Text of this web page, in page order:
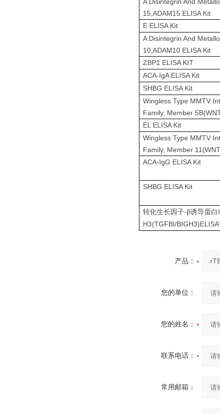
15,ADAM15 ELISA Kit
E ELISA Kit
A Disintegrin And
10,ADAM10 ELISA Kit
ZBP1 ELISA KIT
ACA-IgA ELISA Kit
SHBG ELISA Kit
Wingless Type MMTV
Family, Member
EL ELISA Kit
Wingless Type MMTV
Family, Member
ACA-IgG ELISA Kit
SHBG ELISA Kit
转化生长因子-β诱导蛋白
H3(TGFBI/BIGH3)ELISA
产品：
您的单位：
您的姓名：
联系电话：
常用邮箱：